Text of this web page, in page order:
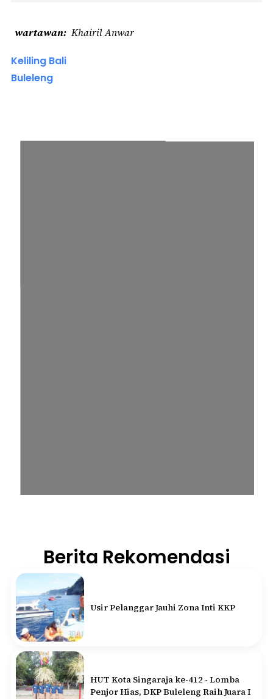
wartawan Khairil Anwar
Keliling Bali
Buleleng
Berita Rekomendasi
Usir Pelanggar Jauhi Zona Inti KKP
HUT Kota Singaraja ke-412 - Lomba
Penjor Hias, DKP Buleleng Raih Juara I